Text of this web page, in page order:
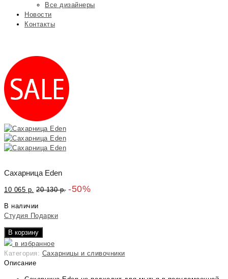
Все дизайнеры
Новости
Контакты
Сахарница Eden
10 065 р. 20 130р. -50%
В наличии
Студия Подарки
В корзину
в избранное
Категория: Сахарницы и сливочники
Описание